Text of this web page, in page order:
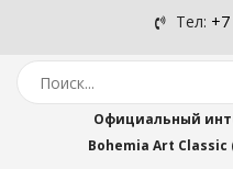
Тел:
Официальный
Bohemia Art